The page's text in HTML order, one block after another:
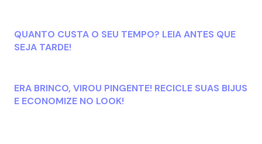
QUANTO CUSTA O SEU TEMPO? LEIA ANTES QUE
SEJA TARDE!
ERA BRINCO, VIROU PINGENTE! RECICLE SUAS BIJUS
E ECONOMIZE NO LOOK!